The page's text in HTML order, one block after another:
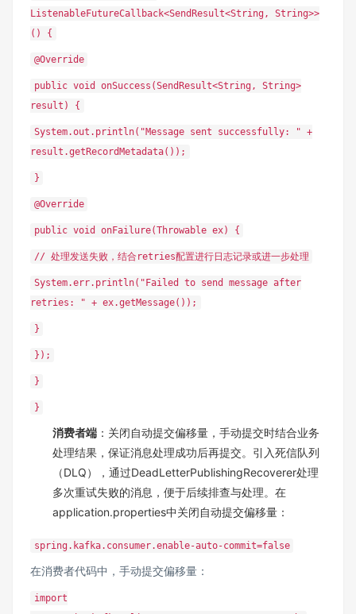
ListenableFutureCallback<SendResult<String, String>>
() {
@Override
public void onSuccess(SendResult<String, String>
result) {
System.out.println("Message sent successfully: " +
result.getRecordMetadata());
}
@Override
public void onFailure(Throwable ex) {
// 处理发送失败，结合retries配置进行日志记录或进一步处理
System.err.println("Failed to send message after
retries: " + ex.getMessage());
}
});
}
}
消费者端 ：关闭自动提交偏移量，手动提交时结合业务
处理结果，保证消息处理成功后再提交。引入死信队列
（DLQ），通过DeadLetterPublishingRecoverer处理
多次重试失败的消息，便于后续排查与处理。在
application.properties中关闭自动提交偏移量：
spring.kafka.consumer.enable-auto-commit=false
在消费者代码中，手动提交偏移量：
import